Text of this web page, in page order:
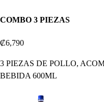
COMBO 3 PIEZAS
₡6,790
3 PIEZAS DE POLLO,
BEBIDA 600ML